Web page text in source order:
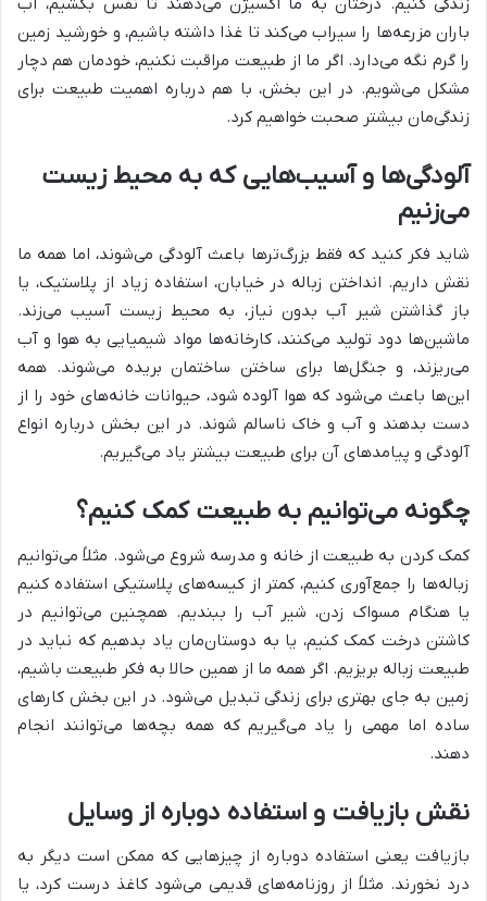
باران مزرعه‌ها را سیراب می‌کند تا غذا داشته باشیم، و خورشید زمین
را گرم نگه می‌دارد. اگر ما از طبیعت مراقبت نکنیم، خودمان هم دچار
مشکل می‌شویم. در این بخش، با هم درباره اهمیت طبیعت برای
زندگی‌مان بیشتر صحبت خواهیم کرد.
آلودگی‌ها و آسیب‌هایی که به محیط زیست
می‌زنیم
شاید فکر کنید که فقط بزرگ‌ترها باعث آلودگی می‌شوند، اما همه ما
نقش داریم. انداختن زباله در خیابان، استفاده زیاد از پلاستیک، یا
باز گذاشتن شیر آب بدون نیاز، به محیط زیست آسیب می‌زند.
ماشین‌ها دود تولید می‌کنند، کارخانه‌ها مواد شیمیایی به هوا و آب
می‌ریزند، و جنگل‌ها برای ساختن ساختمان بریده می‌شوند. همه
این‌ها باعث می‌شود که هوا آلوده شود، حیوانات خانه‌های خود را از
دست بدهند و آب و خاک ناسالم شوند. در این بخش درباره انواع
آلودگی و پیامدهای آن برای طبیعت بیشتر یاد می‌گیریم.
چگونه می‌توانیم به طبیعت کمک کنیم؟
کمک کردن به طبیعت از خانه و مدرسه شروع می‌شود. مثلاً می‌توانیم
زباله‌ها را جمع‌آوری کنیم، کمتر از کیسه‌های پلاستیکی استفاده کنیم
یا هنگام مسواک زدن، شیر آب را ببندیم. همچنین می‌توانیم در
کاشتن درخت کمک کنیم، یا به دوستان‌مان یاد بدهیم که نباید در
طبیعت زباله بریزیم. اگر همه ما از همین حالا به فکر طبیعت باشیم،
زمین به جای بهتری برای زندگی تبدیل می‌شود. در این بخش کارهای
ساده اما مهمی را یاد می‌گیریم که همه بچه‌ها می‌توانند انجام
دهند.
نقش بازیافت و استفاده دوباره از وسایل
بازیافت یعنی استفاده دوباره از چیزهایی که ممکن است دیگر به
درد نخورند. مثلاً از روزنامه‌های قدیمی می‌شود کاغذ درست کرد، یا